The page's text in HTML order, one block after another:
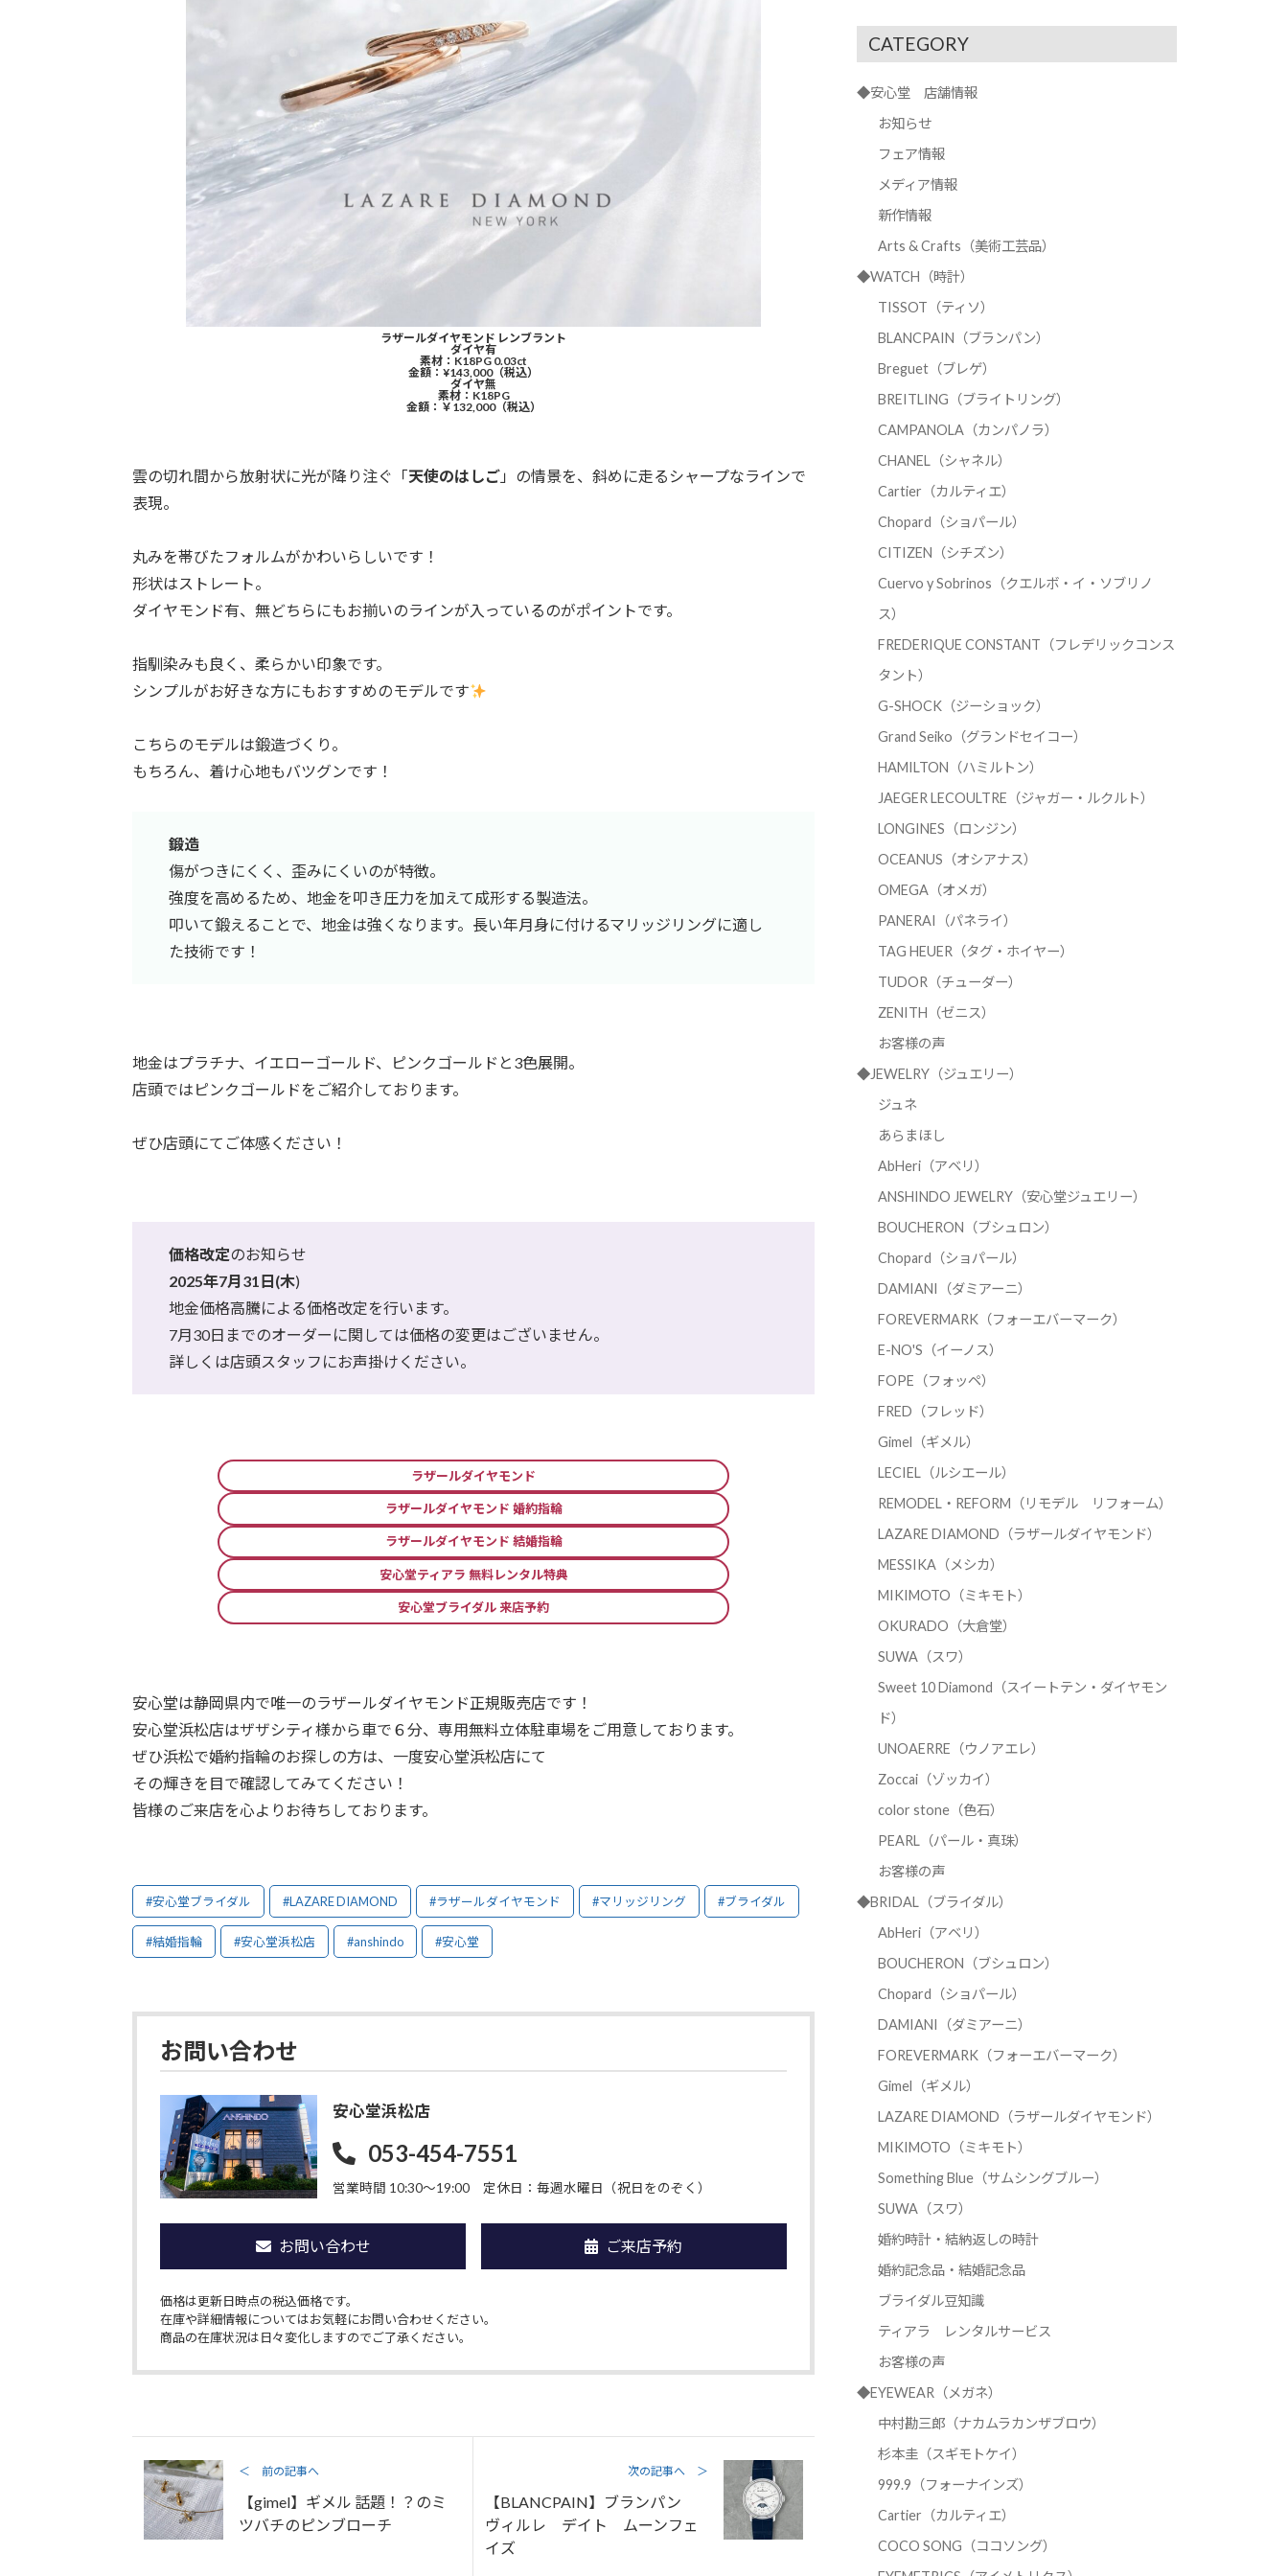
ラザールダイヤモンド レンブラント
ダイヤ有
素材：K18PG 0.03ct
金額：¥143,000（税込）
ダイヤ無
素材：K18PG
金額：￥132,000（税込）
雲の切れ間から放射状に光が降り注ぐ「天使のはしご 」の情景を、斜めに走るシャープなラインで
表現。
丸みを帯びたフォルムがかわいらしいです！
形状はストレート。
ダイヤモンド有、無どちらにもお揃いのラインが入っているのがポイントです。
指馴染みも良く、柔らかい印象です。
シンプルがお好きな方にもおすすめのモデルです
こちらのモデルは鍛造づくり。
もちろん、着け心地もバツグンです！
鍛造
傷がつきにくく、歪みにくいのが特徴。
強度を高めるため、地金を叩き圧力を加えて成形する製造法。
叩いて鍛えることで、地金は強くなります。長い年月身に付けるマリッジリングに適し
た技術です！
地金はプラチナ、イエローゴールド、ピンクゴールドと3色展開。
店頭ではピンクゴールドをご紹介しております。
ぜひ店頭にてご体感ください！
価格改定のお知らせ
2025年7月31日(木)
地金価格高騰による価格改定を行います。
7月30日までのオーダーに関しては価格の変更はございません。
詳しくは店頭スタッフにお声掛けください。
ラザールダイヤモンド
ラザールダイヤモンド 婚約指輪
ラザールダイヤモンド 結婚指輪
安心堂ティアラ 無料レンタル特典
安心堂ブライダル 来店予約
安心堂は静岡県内で唯一のラザールダイヤモンド正規販売店です！
安心堂浜松店はザザシティ様から車で６分、専用無料立体駐車場をご用意しております。
ぜひ浜松で婚約指輪のお探しの方は、一度安心堂浜松店にて
その輝きを目で確認してみてください！
皆様のご来店を心よりお待ちしております。
#安心堂ブライダル #LAZARE DIAMOND #ラザールダイヤモンド #マリッジリング #ブライダル
#結婚指輪 #安心堂浜松店 #anshindo #安心堂
お問い合わせ
安心堂浜松店
053-454-7551
営業時間 10:30〜19:00 定休日：毎週水曜日（祝日をのぞく）
お問い合わせ ご来店予約
価格は更新日時点の税込価格です。
在庫や詳細情報についてはお気軽にお問い合わせください。
商品の在庫状況は日々変化しますのでご了承ください。
＜ 前の記事へ
【gimel】ギメル 話題！？のミ
ツバチのピンブローチ
次の記事へ ＞
【BLANCPAIN】ブランパン
ヴィルレ デイト ムーンフェ
イズ
CATEGORY
◆安心堂 店舗情報
お知らせ
フェア情報
メディア情報
新作情報
Arts & Crafts（美術工芸品）
◆WATCH（時計）
TISSOT（ティソ）
BLANCPAIN（ブランパン）
Breguet（ブレゲ）
BREITLING（ブライトリング）
CAMPANOLA（カンパノラ）
CHANEL（シャネル）
Cartier（カルティエ）
Chopard（ショパール）
CITIZEN（シチズン）
Cuervo y Sobrinos（クエルボ・イ・ソブリノ
ス）
FREDERIQUE CONSTANT（フレデリックコンス
タント）
G-SHOCK（ジーショック）
Grand Seiko（グランドセイコー）
HAMILTON（ハミルトン）
JAEGER LECOULTRE（ジャガー・ルクルト）
LONGINES（ロンジン）
OCEANUS（オシアナス）
OMEGA（オメガ）
PANERAI（パネライ）
TAG HEUER（タグ・ホイヤー）
TUDOR（チューダー）
ZENITH（ゼニス）
お客様の声
◆JEWELRY（ジュエリー）
ジュネ
あらまほし
AbHeri（アベリ）
ANSHINDO JEWELRY（安心堂ジュエリー）
BOUCHERON（ブシュロン）
Chopard（ショパール）
DAMIANI（ダミアーニ）
FOREVERMARK（フォーエバーマーク）
E-NO'S（イーノス）
FOPE（フォッペ）
FRED（フレッド）
Gimel（ギメル）
LECIEL（ルシエール）
REMODEL・REFORM（リモデル リフォーム）
LAZARE DIAMOND（ラザールダイヤモンド）
MESSIKA（メシカ）
MIKIMOTO（ミキモト）
OKURADO（大倉堂）
SUWA（スワ）
Sweet 10 Diamond（スイートテン・ダイヤモン
ド）
UNOAERRE（ウノアエレ）
Zoccai（ゾッカイ）
color stone（色石）
PEARL（パール・真珠）
お客様の声
◆BRIDAL（ブライダル）
AbHeri（アベリ）
BOUCHERON（ブシュロン）
Chopard（ショパール）
DAMIANI（ダミアーニ）
FOREVERMARK（フォーエバーマーク）
Gimel（ギメル）
LAZARE DIAMOND（ラザールダイヤモンド）
MIKIMOTO（ミキモト）
Something Blue（サムシングブルー）
SUWA（スワ）
婚約時計・結納返しの時計
婚約記念品・結婚記念品
ブライダル豆知識
ティアラ レンタルサービス
お客様の声
◆EYEWEAR（メガネ）
中村勘三郎（ナカムラカンザブロウ）
杉本圭（スギモトケイ）
999.9（フォーナインズ）
Cartier（カルティエ）
COCO SONG（ココソング）